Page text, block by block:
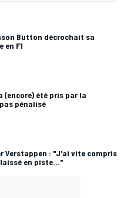
Button décrochait sa
en F1
(encore) été pris par la
pénalisé
Verstappen : "J'ai vite compris
en piste..."